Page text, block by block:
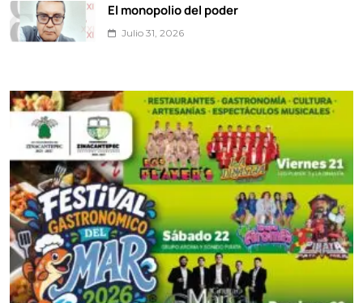
El monopolio del poder
Julio 31, 2026